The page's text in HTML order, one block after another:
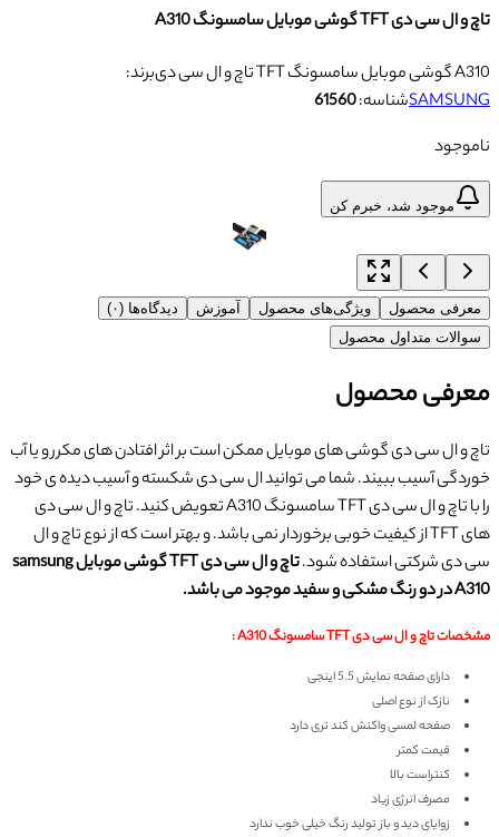
تاچ و ال سی دی TFT گوشی موبایل سامسونگ A310
تاچ و ال سی دی TFT گوشی موبایل سامسونگ A310
برند:
SAMSUNGشناسه:61560
ناموجود
موجود شد، خبرم کن
معرفی محصول ویژگی‌های محصول آموزش
دیدگاه‌ها (۰)
سوالات متداول محصول
معرفی محصول
تاچ و ال سی دی گوشی های موبایل ممکن است بر اثر افتادن های مکرر و یا آب
خوردگی آسیب ببیند. شما می توانید ال سی دی شکسته و آسیب دیده ی خود
را با تاچ و ال سی دی TFT سامسونگ A310 تعویض کنید. تاچ و ال سی دی
های TFT از کیفیت خوبی برخوردار نمی باشد. و بهتر است که از نوع تاچ و ال
سی دی شرکتی استفاده شود.
تاچ و ال سی دی TFT گوشی موبایل samsung
A310 در دو رنگ مشکی و سفید موجود می باشد.
مشخصات تاچ و ال سی دی TFT سامسونگ A310 :
دارای صفحه نمایش 5.5 اینجی
نازک از نوع اصلی
صفحه لمسی واکنش کند تری دارد
قیمت کمتر
کنتراست بالا
مصرف انرژی زیاد
زوایای دید و باز تولید رنگ خیلی خوب ندارد